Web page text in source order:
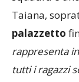
squadra è
Taiana,
palazzetto
rappresenta